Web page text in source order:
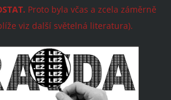
Proto byla včas a zcela záměrně
viz další světelná literatura).